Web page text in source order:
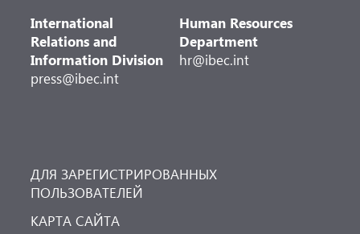
International
Relations and
Information Division
press@ibec.int
Human Resources
Department
hr@ibec.int
ДЛЯ ЗАРЕГИСТРИРОВАННЫХ
ПОЛЬЗОВАТЕЛЕЙ
КАРТА САЙТА